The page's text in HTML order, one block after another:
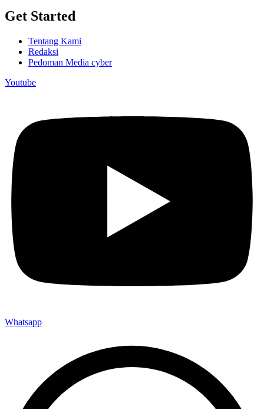
Get Started
Tentang Kami
Redaksi
Pedoman Media cyber
Youtube
Whatsapp